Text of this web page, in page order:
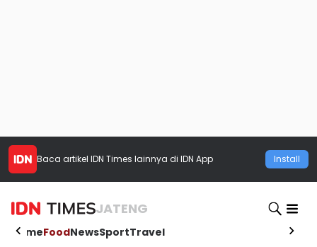
Baca artikel IDN Times lainnya di IDN App Install
JATENG
HomeFoodNewsSportTravel